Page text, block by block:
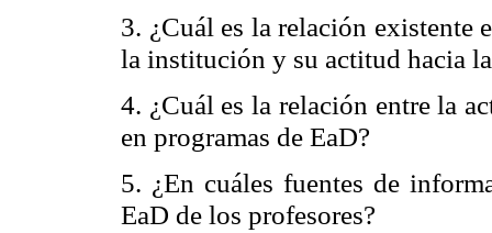
3. ¿Cuál es la relación existente
la institución y su actitud hacia
4. ¿Cuál es la relación entre la
en programas de EaD?
5. ¿En cuáles fuentes de
EaD de los profesores?